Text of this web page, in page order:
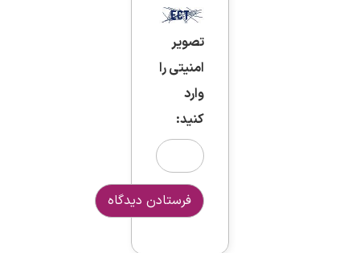
تصویر
امنیتی را
وارد
کنید: